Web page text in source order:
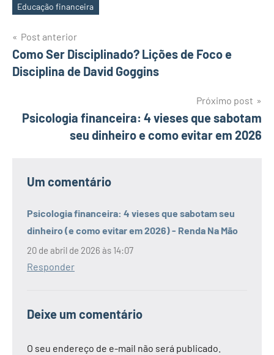
Tags
Educação financeira
Navegação
de
Post anterior
Como Ser Disciplinado? Lições de Foco e
Disciplina de David Goggins
Próximo post
Psicologia financeira: 4 vieses que sabotam
seu dinheiro e como evitar em 2026
Um comentário
Psicologia financeira: 4 vieses que sabotam seu
dinheiro (e como evitar em 2026) - Renda Na Mão
20 de abril de 2026 às 14:07
Responder
Deixe um comentário
O seu endereço de e-mail não será publicado.